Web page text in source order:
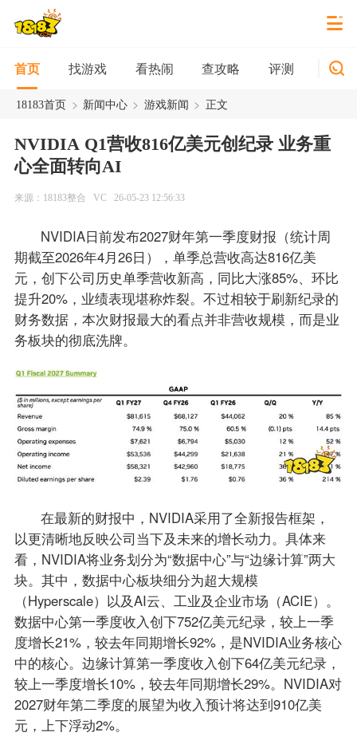
首页 找游戏 看热闹 查攻略 评测 新游
18183首页 > 新闻中心 > 游戏新闻 > 正文
NVIDIA Q1营收816亿美元创纪录 业务重
心全面转向AI
来源：18183整合 VC 26-05-23 12:56:33
NVIDIA日前发布2027财年第一季度财报（统计周
期截至2026年4月26日），单季总营收高达816亿美
元，创下公司历史单季营收新高，同比大涨85%、环比
提升20%，业绩表现堪称炸裂。不过相较于刷新纪录的
财务数据，本次财报最大的看点并非营收规模，而是业
务板块的彻底洗牌。
在最新的财报中，NVIDIA采用了全新报告框架，
以更清晰地反映公司当下及未来的增长动力。具体来
看，NVIDIA将业务划分为“数据中心”与“边缘计算”两大
块。其中，数据中心板块细分为超大规模
（Hyperscale）以及AI云、工业及企业市场（ACIE）。
数据中心第一季度收入创下752亿美元纪录，较上一季
度增长21%，较去年同期增长92%，是NVIDIA业务核心
中的核心。边缘计算第一季度收入创下64亿美元纪录，
较上一季度增长10%，较去年同期增长29%。NVIDIA对
2027财年第二季度的展望为收入预计将达到910亿美
元，上下浮动2%。